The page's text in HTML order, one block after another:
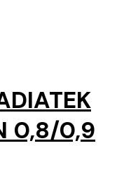
0,8/0,9